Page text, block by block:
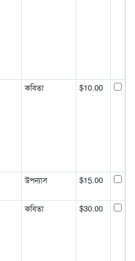
কবিতা $10.00
উপন্যাস $15.00
কবিতা $30.00